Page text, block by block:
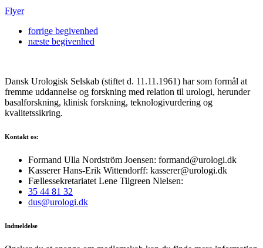
Flyer
forrige begivenhed
næste begivenhed
Dansk Urologisk Selskab (stiftet d. 11.11.1961) har som formål at
fremme uddannelse og forskning med relation til urologi, herunder
basalforskning, klinisk forskning, teknologivurdering og
kvalitetssikring.
Kontakt os:
Formand Ulla Nordström Joensen: formand@urologi.dk
Kasserer Hans-Erik Wittendorff: kasserer@urologi.dk
Fællessekretariatet Lene Tilgreen Nielsen:
35 44 81 32
dus@urologi.dk
Indmeldelse